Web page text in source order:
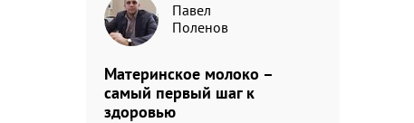
Павел
Поленов
Материнское молоко –
самый первый шаг к
здоровью